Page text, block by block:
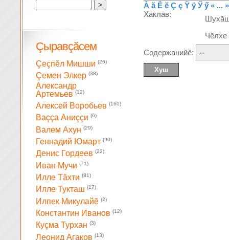
Ă ă Ĕ ĕ Ç ç Ÿ ÿ Ӳ ӳ « ... »
Хаклав:
Содержанийĕ:
Çыравçăсем
Çеçпĕл Мишши (26)
Çемен Элкер (38)
Александр
Артемьев (12)
Алексей Воробьев (160)
Ваççа Аниççи (6)
Валем Ахун (29)
Геннадий Юмарт (90)
Денис Гордеев (22)
Иван Мучи (71)
Илле Тăхти (81)
Илле Тукташ (17)
Илпек Микулайĕ (2)
Константин Иванов (12)
Куçма Турхан (3)
Леонид Агаков (13)